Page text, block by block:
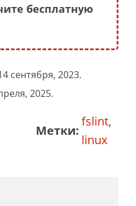
бесплатную
сентября, 2023.
2025.
Метки:
fslint,
linux